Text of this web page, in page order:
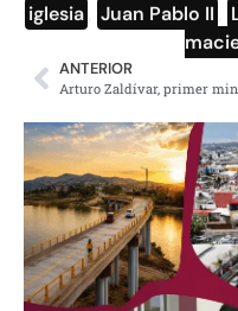
iglesia Juan Pablo II
ANTERIOR